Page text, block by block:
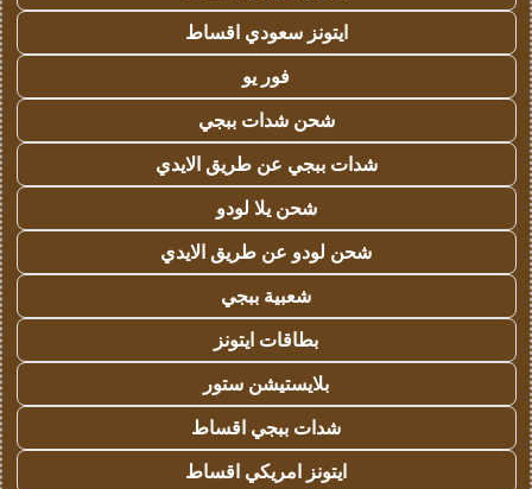
ايتونز سعودي اقساط
فور يو
شحن شدات ببجي
شدات ببجي عن طريق الايدي
شحن يلا لودو
شحن لودو عن طريق الايدي
شعبية ببجي
بطاقات ايتونز
بلايستيشن ستور
شدات ببجي اقساط
ايتونز امريكي اقساط